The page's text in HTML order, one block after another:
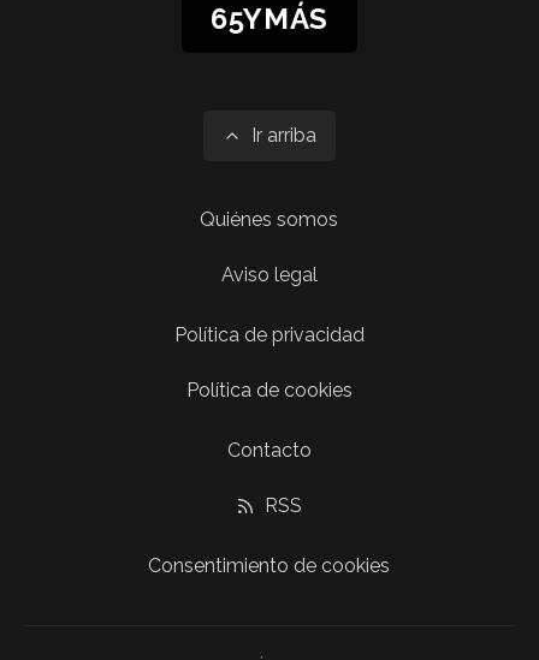
65YMÁS
Ir arriba
Quiénes somos
Aviso legal
Política de privacidad
Política de cookies
Contacto
RSS
Consentimiento de cookies